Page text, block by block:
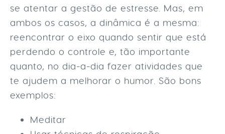
se atentar a gestão de estresse. Mas, em
ambos os casos, a dinâmica é a mesma:
reencontrar o eixo quando sentir que está
perdendo o controle e, tão importante
quanto, no dia-a-dia fazer atividades que
te ajudem a melhorar o humor. São bons
exemplos:
Meditar